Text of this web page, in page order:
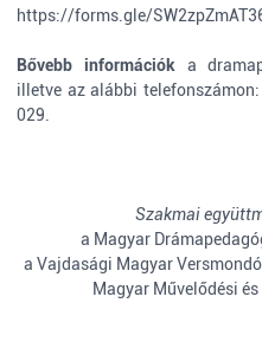
https://forms.gle/
Bővebb információk a
illetve az alábbi
029.
Szakmai
a Magyar
a Vajdasági Magyar
Magyar Művelődési